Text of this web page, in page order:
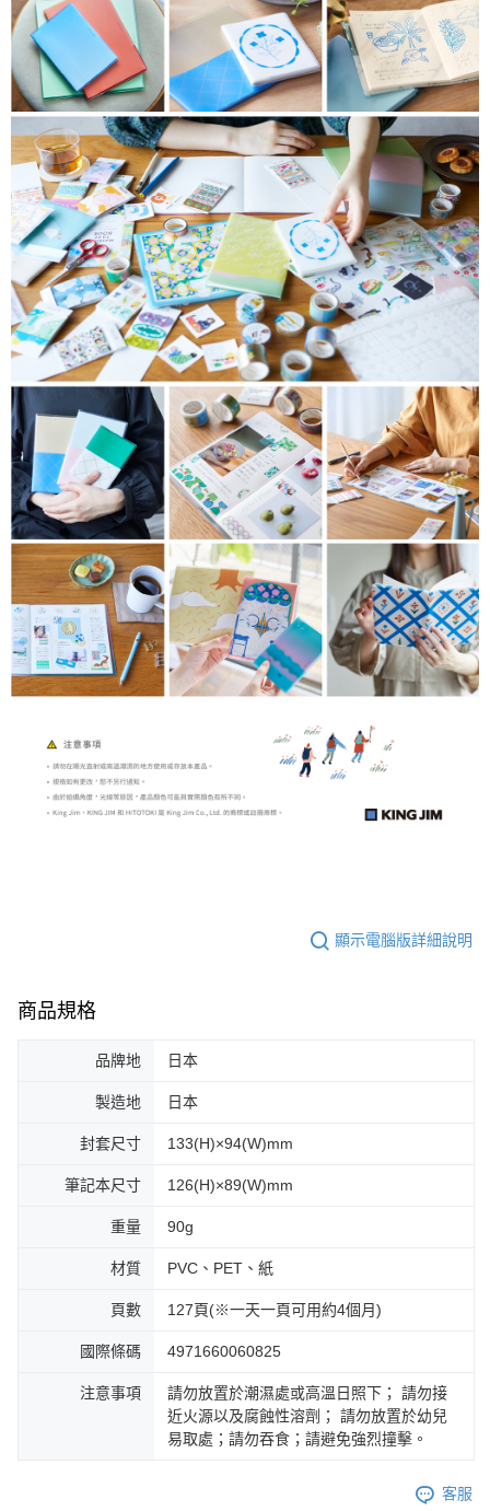
顯示電腦版詳細說明
商品規格
品牌地 日本
製造地 日本
封套尺寸 133(H)×94(W)mm
筆記本尺寸 126(H)×89(W)mm
重量 90g
材質 PVC、PET、紙
頁數 127頁(※一天一頁可用約4個月)
國際條碼 4971660060825
注意事項
請勿放置於潮濕處或高溫日照下； 請勿接
近火源以及腐蝕性溶劑； 請勿放置於幼兒
易取處；請勿吞食；請避免強烈撞擊。
客服